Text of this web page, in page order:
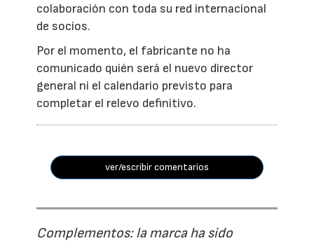
colaboración con toda su red internacional
de socios.
Por el momento, el fabricante no ha
comunicado quién será el nuevo director
general ni el calendario previsto para
completar el relevo definitivo.
ver/escribir comentarios
Complementos: la marca ha sido